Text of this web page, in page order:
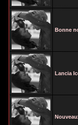
Bonne
Lancia